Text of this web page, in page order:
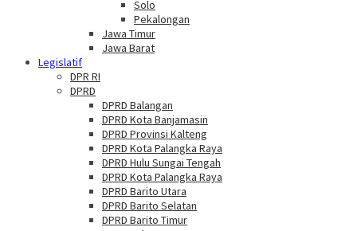
Solo
Pekalongan
Jawa Timur
Jawa Barat
Legislatif
DPR RI
DPRD
DPRD Balangan
DPRD Kota Banjamasin
DPRD Provinsi Kalteng
DPRD Kota Palangka Raya
DPRD Hulu Sungai Tengah
DPRD Kota Palangka Raya
DPRD Barito Utara
DPRD Barito Selatan
DPRD Barito Timur